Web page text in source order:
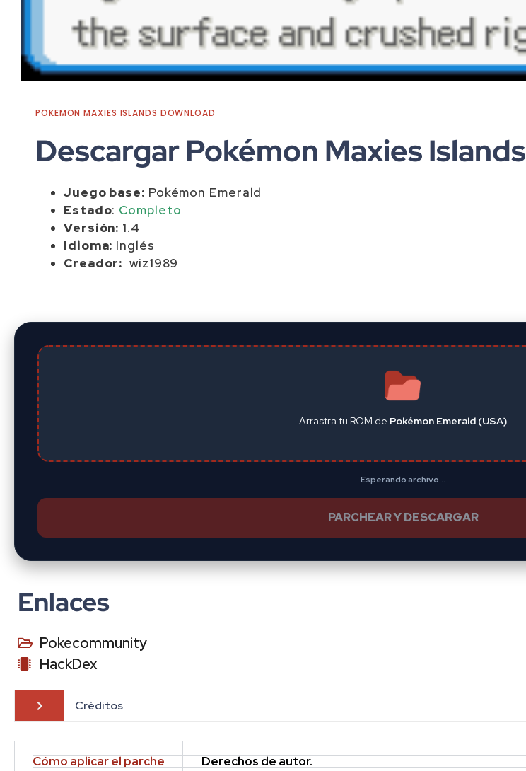
POKEMON MAXIES ISLANDS DOWNLOAD
Descargar Pokémon Maxies Islands
Juego base: Pokémon Emerald
Estado: Completo
Versión: 1.4
Idioma: Inglés
Creador: wiz1989
Arrastra tu ROM de Pokémon Emerald (USA)
Esperando archivo...
PARCHEAR Y DESCARGAR
Enlaces
Pokecommunity
HackDex
Créditos
Cómo aplicar el parche Derechos de autor.